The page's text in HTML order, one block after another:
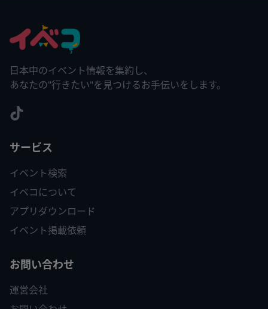
日本中のイベント情報を集約し、
あなたの"行きたい"を見つけるお手伝いをします。
サービス
イベント検索
イベコについて
アプリダウンロード
イベント掲載依頼
お問い合わせ
運営会社